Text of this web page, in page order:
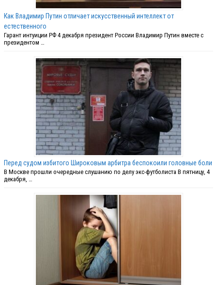
Как Владимир Путин отличает искусственный интеллект от
естественного
Гарант интуиции РФ 4 декабря президент России Владимир Путин вместе с
президентом …
Перед судом избитого Широковым арбитра беспокоили головные боли
В Москве прошли очередные слушанию по делу экс-футболиста В пятницу, 4
декабря, …